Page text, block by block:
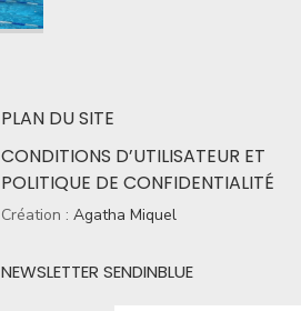
PLAN DU SITE
CONDITIONS D’UTILISATEUR ET
POLITIQUE DE CONFIDENTIALITÉ
Création : Agatha Miquel
NEWSLETTER SENDINBLUE